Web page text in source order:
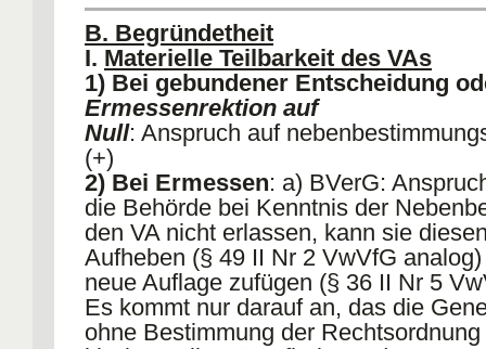
B. Begründetheit
I. Materielle Teilbarkeit des VAs
1) Bei gebundener Entscheidung
Ermessenrektion auf
Null: Anspruch auf
(+)
2) Bei Ermessen: a) BVerG:
die Behörde bei Kenntnis der
den VA nicht erlassen, kann sie
Aufheben (§ 49 II Nr 2 VwVfG
neue Auflage zufügen (§ 36 II Nr 5
Es kommt nur darauf an, das die
ohne Bestimmung der